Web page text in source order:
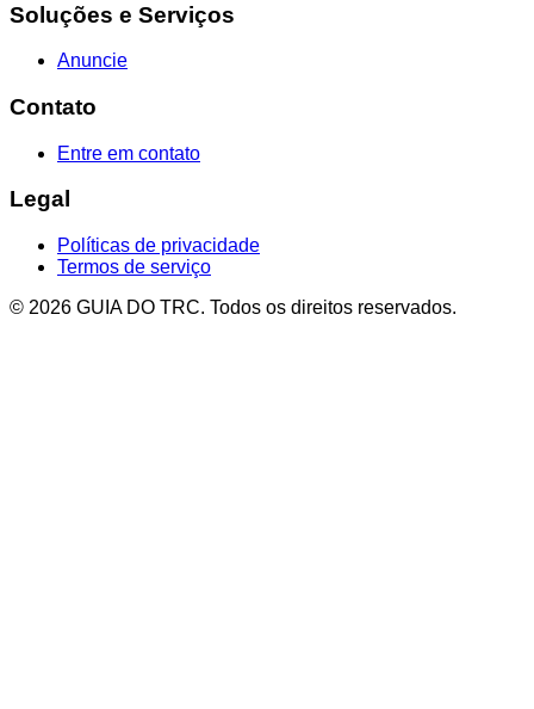
Soluções e Serviços
Anuncie
Contato
Entre em contato
Legal
Políticas de privacidade
Termos de serviço
© 2026 GUIA DO TRC. Todos os direitos reservados.